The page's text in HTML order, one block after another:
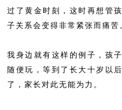
过了黄金时刻，这时再想管
子关系会变得非常紧张而痛苦
我身边就有这样的例子，孩
随便玩，等到了长大十岁以
了，家长对此无能为力。